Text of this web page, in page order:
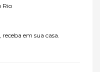
Rio
em sua casa.